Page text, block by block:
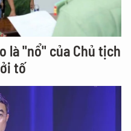
là "nổ" của Chủ tịch
tố